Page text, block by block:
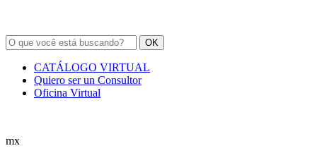
OK
CATÁLOGO VIRTUAL
Quiero ser un Consultor
Oficina Virtual
mx